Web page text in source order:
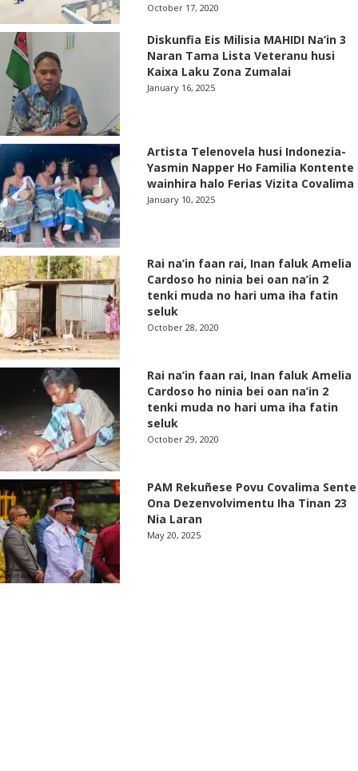
October 17, 2020
Diskunfia Eis Milisia MAHIDI Na’in 3
Naran Tama Lista Veteranu husi
Kaixa Laku Zona Zumalai
January 16, 2025
Artista Telenovela husi Indonezia-
Yasmin Napper Ho Familia Kontente
wainhira halo Ferias Vizita Covalima
January 10, 2025
Rai na’in faan rai, Inan faluk Amelia
Cardoso ho ninia bei oan na’in 2
tenki muda no hari uma iha fatin
seluk
October 28, 2020
Rai na’in faan rai, Inan faluk Amelia
Cardoso ho ninia bei oan na’in 2
tenki muda no hari uma iha fatin
seluk
October 29, 2020
PAM Rekuñese Povu Covalima Sente
Ona Dezenvolvimentu Iha Tinan 23
Nia Laran
May 20, 2025